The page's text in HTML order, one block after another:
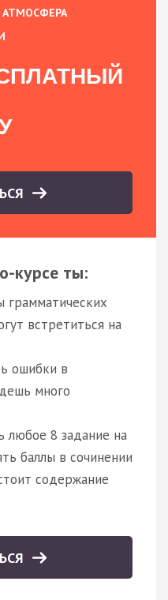
курсе ты:
грамматических
встретиться на
ошибки в
много
любое 8 задание на
баллы в сочинении
содержание